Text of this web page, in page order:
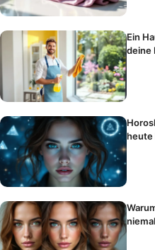
Ein
deine
heute